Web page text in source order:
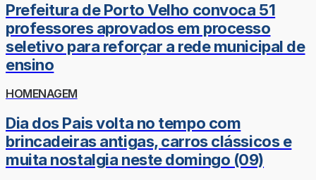
Prefeitura de Porto Velho convoca 51
professores aprovados em processo
seletivo para reforçar a rede municipal de
ensino
HOMENAGEM
Dia dos Pais volta no tempo com
brincadeiras antigas, carros clássicos e
muita nostalgia neste domingo (09)